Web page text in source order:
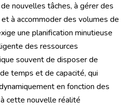
nouvelles tâches, à gérer des
à accommoder des volumes de
une planification minutieuse
des ressources
souvent de disposer de
temps et de capacité, qui
en fonction des
cette nouvelle réalité